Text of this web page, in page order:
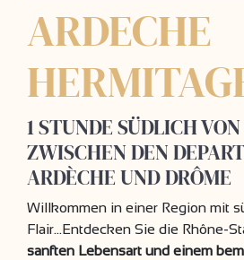
ARDECHE
1 STUNDE SÜDLICH
ZWISCHEN DEN
ARDÈCHE UND DRÔME
Willkommen in einer Region mit
Flair...Entdecken Sie die Rhône-
sanften Lebensart und einem